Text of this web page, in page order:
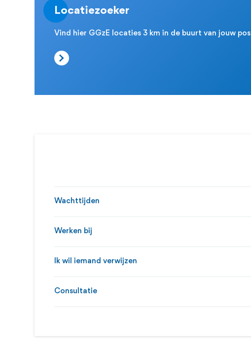
Locatiezoeker
Vind hier GGzE locaties 3 km in de buurt van jouw
Wachttijden
Werken bij
Ik wil iemand verwijzen
Consultatie